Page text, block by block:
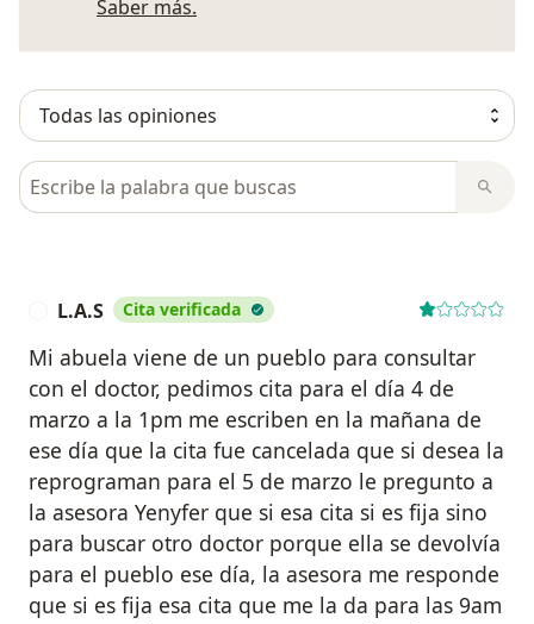
Saber más.
Busca en opiniones
L.A.S Cita verificada
Mi abuela viene de un pueblo para consultar
con el doctor, pedimos cita para el día 4 de
marzo a la 1pm me escriben en la mañana de
ese día que la cita fue cancelada que si desea la
reprograman para el 5 de marzo le pregunto a
la asesora Yenyfer que si esa cita si es fija sino
para buscar otro doctor porque ella se devolvía
para el pueblo ese día, la asesora me responde
que si es fija esa cita que me la da para las 9am